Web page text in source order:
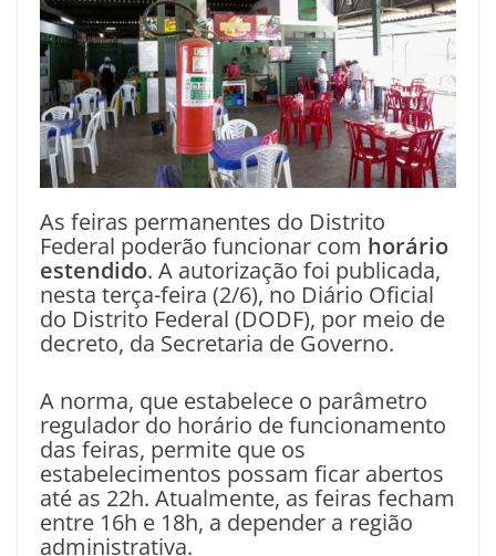
As feiras permanentes do Distrito
Federal poderão funcionar com horário
estendido. A autorização foi publicada,
nesta terça-feira (2/6), no Diário Oficial
do Distrito Federal (DODF), por meio de
decreto, da Secretaria de Governo.
A norma, que estabelece o parâmetro
regulador do horário de funcionamento
das feiras, permite que os
estabelecimentos possam ficar abertos
até as 22h. Atualmente, as feiras fecham
entre 16h e 18h, a depender a região
administrativa.